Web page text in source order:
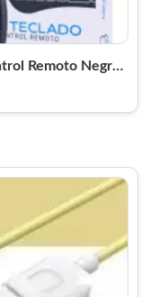
Remoto Negro